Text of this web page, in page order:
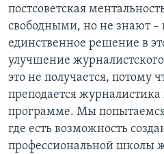
постсоветская
свободными, но не знают –
единственное решение в
улучшение
это не получается, потому
преподается журналистика
программе. Мы попытаемся
где есть возможность
профессиональной школы